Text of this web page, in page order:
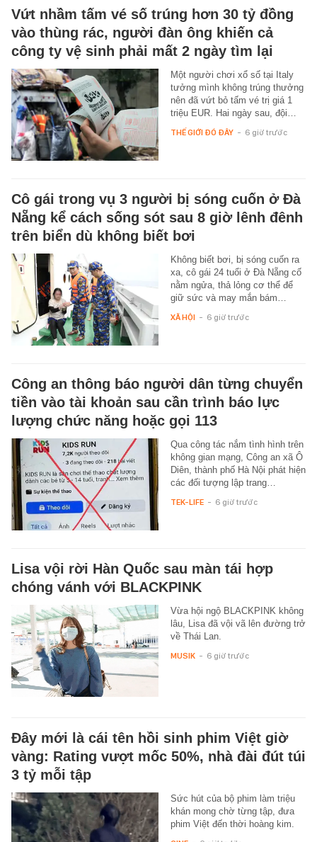
Vứt nhầm tấm vé số trúng hơn 30 tỷ đồng
vào thùng rác, người đàn ông khiến cả
công ty vệ sinh phải mất 2 ngày tìm lại
Một người chơi xổ số tại Italy
tưởng mình không trúng thưởng
nên đã vứt bỏ tấm vé trị giá 1
triệu EUR. Hai ngày sau, đội…
THẾ GIỚI ĐÓ ĐÂY - 6 giờ trước
Cô gái trong vụ 3 người bị sóng cuốn ở Đà
Nẵng kể cách sống sót sau 8 giờ lênh đênh
trên biển dù không biết bơi
Không biết bơi, bị sóng cuốn ra
xa, cô gái 24 tuổi ở Đà Nẵng cố
nằm ngửa, thả lỏng cơ thể để
giữ sức và may mắn bám…
XÃ HỘI - 6 giờ trước
Công an thông báo người dân từng chuyển
tiền vào tài khoản sau cần trình báo lực
lượng chức năng hoặc gọi 113
Qua công tác nắm tình hình trên
không gian mạng, Công an xã Ô
Diên, thành phố Hà Nội phát hiện
các đối tượng lập trang…
TEK-LIFE - 6 giờ trước
Lisa vội rời Hàn Quốc sau màn tái hợp
chóng vánh với BLACKPINK
Vừa hội ngộ BLACKPINK không
lâu, Lisa đã vội vã lên đường trở
về Thái Lan.
MUSIK - 6 giờ trước
Đây mới là cái tên hồi sinh phim Việt giờ
vàng: Rating vượt mốc 50%, nhà đài đút túi
3 tỷ mỗi tập
Sức hút của bộ phim làm triệu
khán mong chờ từng tập, đưa
phim Việt đến thời hoàng kim.